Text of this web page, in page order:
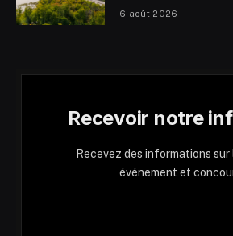
6 août 2026
Recevoir notre
Recevez des informations
événement et